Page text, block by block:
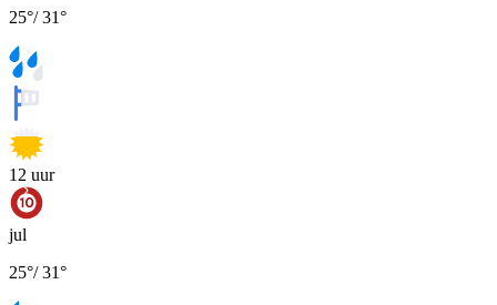
25°/31°
12 uur
jul
25°/31°